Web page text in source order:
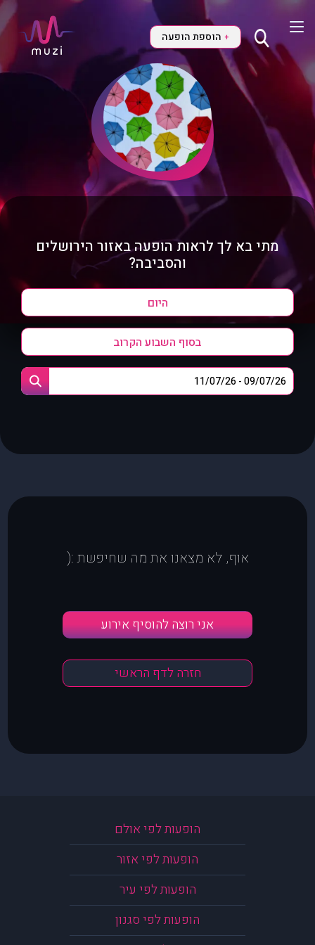
+ הוספת הופעה
מתי בא לך לראות הופעה באזור הירושלים
והסביבה?
היום
בסוף השבוע הקרוב
אוף, לא מצאנו את מה שחיפשת :(
אני רוצה להוסיף אירוע
חזרה לדף הראשי
הופעות לפי אולם
הופעות לפי אזור
הופעות לפי עיר
הופעות לפי סגנון